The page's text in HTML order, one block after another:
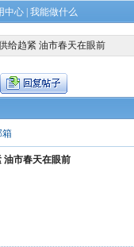
中心| 我能做什么
给趋紧 油市春天在眼前
箱
油市春天在眼前